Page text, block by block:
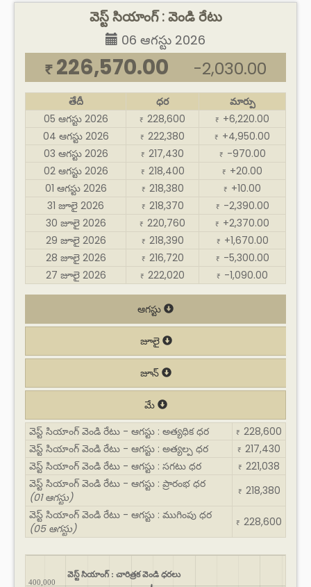
వెస్ట్ సియాంగ్ : వెండి రేటు
06 ఆగస్టు 2026
₹ 226,570.00 -2,030.00
తేదీ ధర
మార్పు
05 ఆగస్టు 2026
₹ 228,600 ₹ +6,220.00
04 ఆగస్టు 2026
₹ 222,380 ₹ +4,950.00
03 ఆగస్టు 2026
₹ 217,430 ₹ -970.00
02 ఆగస్టు 2026
₹ 218,400 ₹ +20.00
01 ఆగస్టు 2026
₹ 218,380 ₹ +10.00
31 జూలై 2026
₹ 218,370 ₹ -2,390.00
30 జూలై 2026
₹ 220,760 ₹ +2,370.00
29 జూలై 2026
₹ 218,390 ₹ +1,670.00
28 జూలై 2026
₹ 216,720 ₹ -5,300.00
27 జూలై 2026
₹ 222,020 ₹ -1,090.00
ఆగస్టు
జూలై
జూన్
మే
వెస్ట్ సియాంగ్ వెండి రేటు - ఆగస్టు : అత్యధిక ధర
₹ 228,600
వెస్ట్ సియాంగ్ వెండి రేటు - ఆగస్టు : అత్యల్ప ధర
₹ 217,430
వెస్ట్ సియాంగ్ వెండి రేటు - ఆగస్టు : సగటు ధర
₹ 221,038
వెస్ట్ సియాంగ్ వెండి రేటు - ఆగస్టు : ప్రారంభ ధర
(01 ఆగస్టు)
₹ 218,380
వెస్ట్ సియాంగ్ వెండి రేటు - ఆగస్టు : ముగింపు ధర
(05 ఆగస్టు)
₹ 228,600
వెస్ట్ సియాంగ్ : చారిత్రక వెండి ధరలు
400,000